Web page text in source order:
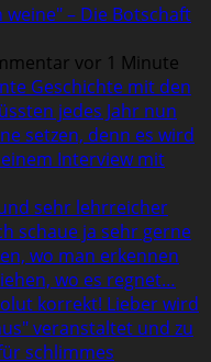
– Die Botschaft
vor 1 Minute
Geschichte mit den
jedes Jahr nun
setzen, denn es wird
Interview mit
sehr lehrreicher
schaue ja sehr gerne
wo man erkennen
wo es regnet…
korrekt! Lieber wird
veranstaltet und zu
schlimmes